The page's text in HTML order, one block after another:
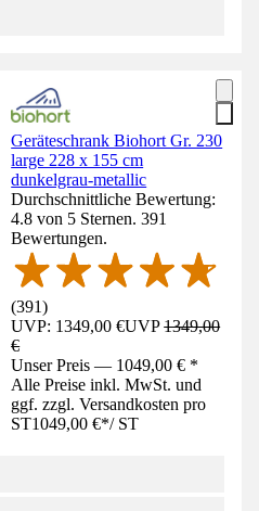
Geräteschrank Biohort Gr. 230
large 228 x 155 cm
dunkelgrau-metallic
Durchschnittliche Bewertung:
4.8 von 5 Sternen. 391
Bewertungen.
(391)
UVP: 1349,00 €UVP1349,00
€
Unser Preis — 1049,00 € *
Alle Preise inkl. MwSt. und
ggf. zzgl. Versandkosten pro
ST1049,00 €*/ ST